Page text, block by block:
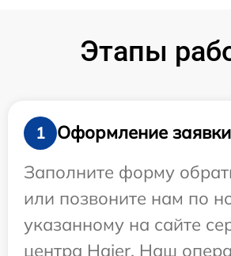
Этапы
1
Оформление заявки
Заполните форму
или позвоните нам по
указанному на сайте
центра Haier. Наш